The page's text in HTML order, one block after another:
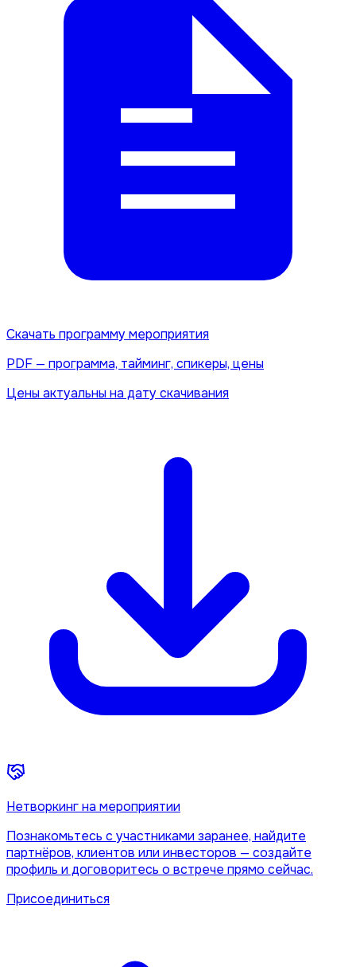
Скачать программу мероприятия
PDF — программа, тайминг, спикеры, цены
Цены актуальны на дату скачивания
Нетворкинг на мероприятии
Познакомьтесь с участниками заранее, найдите
партнёров, клиентов или инвесторов — создайте
профиль и договоритесь о встрече прямо сейчас.
Присоединиться